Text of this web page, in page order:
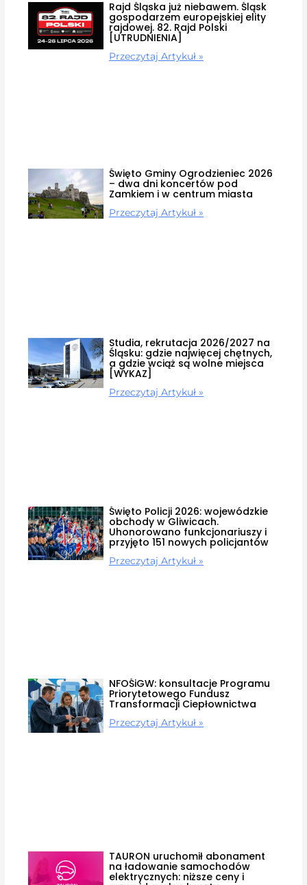
Rajd Śląska już niebawem. Śląsk
gospodarzem europejskiej elity
rajdowej. 82. Rajd Polski
[UTRUDNIENIA]
Przeczytaj Artykuł »
Święto Gminy Ogrodzieniec 2026
– dwa dni koncertów pod
Zamkiem i w centrum miasta
Przeczytaj Artykuł »
Studia, rekrutacja 2026/2027 na
Śląsku: gdzie najwięcej chętnych,
a gdzie wciąż są wolne miejsca
[WYKAZ]
Przeczytaj Artykuł »
Święto Policji 2026: wojewódzkie
obchody w Gliwicach.
Uhonorowano funkcjonariuszy i
przyjęto 151 nowych policjantów
Przeczytaj Artykuł »
NFOŚiGW: konsultacje Programu
Priorytetowego Fundusz
Transformacji Ciepłownictwa
Przeczytaj Artykuł »
TAURON uruchomił abonament
na ładowanie samochodów
elektrycznych: niższe ceny i